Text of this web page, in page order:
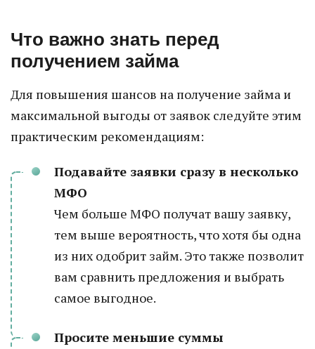
Что важно знать перед
получением займа
Для повышения шансов на получение займа и
максимальной выгоды от заявок следуйте этим
практическим рекомендациям:
Подавайте заявки сразу в несколько
МФО
Чем больше МФО получат вашу заявку,
тем выше вероятность, что хотя бы одна
из них одобрит займ. Это также позволит
вам сравнить предложения и выбрать
самое выгодное.
Просите меньшие суммы